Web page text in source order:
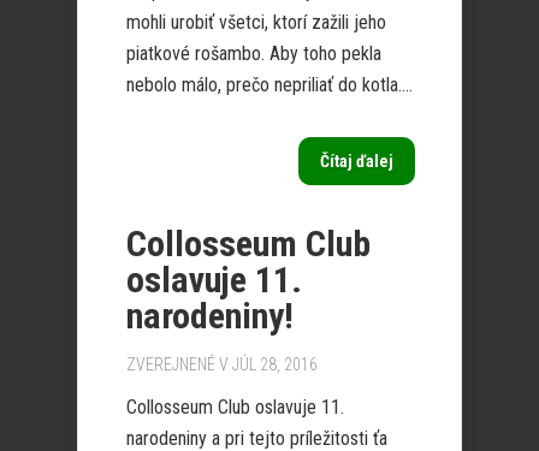
mohli urobiť všetci, ktorí zažili jeho
piatkové rošambo. Aby toho pekla
nebolo málo, prečo nepriliať do kotla....
Čítaj ďalej
Collosseum Club
oslavuje 11.
narodeniny!
ZVEREJNENÉ V JÚL 28, 2016
Collosseum Club oslavuje 11.
narodeniny a pri tejto príležitosti ťa